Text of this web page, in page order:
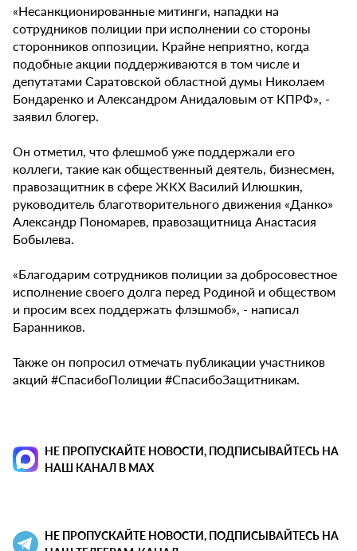
«Несанкционированные митинги, нападки на
сотрудников полиции при исполнении со стороны
сторонников оппозиции. Крайне неприятно, когда
подобные акции поддерживаются в том числе и
депутатами Саратовской областной думы Николаем
Бондаренко и Александром Анидаловым от КПРФ», -
заявил блогер.
Он отметил, что флешмоб уже поддержали его
коллеги, такие как общественный деятель, бизнесмен,
правозащитник в сфере ЖКХ Василий Илюшкин,
руководитель благотворительного движения «Данко»
Александр Пономарев, правозащитница Анастасия
Бобылева.
«Благодарим сотрудников полиции за добросовестное
исполнение своего долга перед Родиной и обществом
и просим всех поддержать флэшмоб», - написал
Баранников.
Также он попросил отмечать публикации участников
акций #СпасибоПолиции #СпасибоЗащитникам.
НЕ ПРОПУСКАЙТЕ НОВОСТИ, ПОДПИСЫВАЙТЕСЬ НА
НАШ КАНАЛ В MAX
НЕ ПРОПУСКАЙТЕ НОВОСТИ, ПОДПИСЫВАЙТЕСЬ НА